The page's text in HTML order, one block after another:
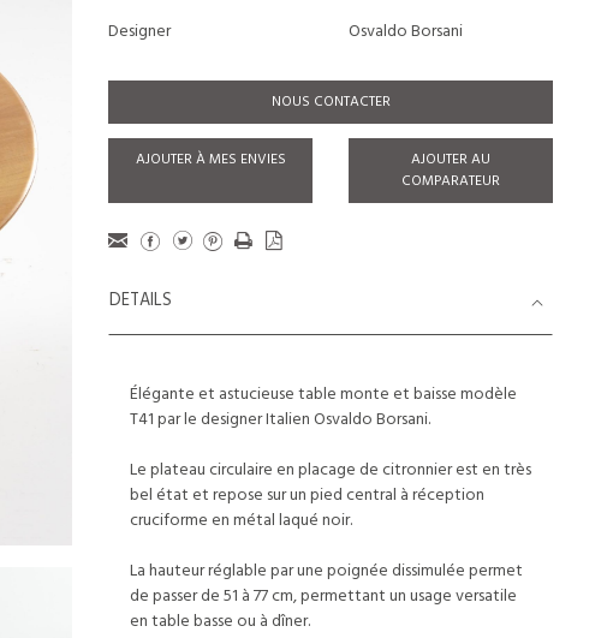
Designer Osvaldo Borsani
NOUS CONTACTER
AJOUTER À MES ENVIES
AJOUTER AU
COMPARATEUR
DETAILS
Élégante et astucieuse table monte et baisse modèle
T41 par le designer Italien Osvaldo Borsani.
Le plateau circulaire en placage de citronnier est en très
bel état et repose sur un pied central à réception
cruciforme en métal laqué noir.
La hauteur réglable par une poignée dissimulée permet
de passer de 51 à 77 cm, permettant un usage versatile
en table basse ou à dîner.